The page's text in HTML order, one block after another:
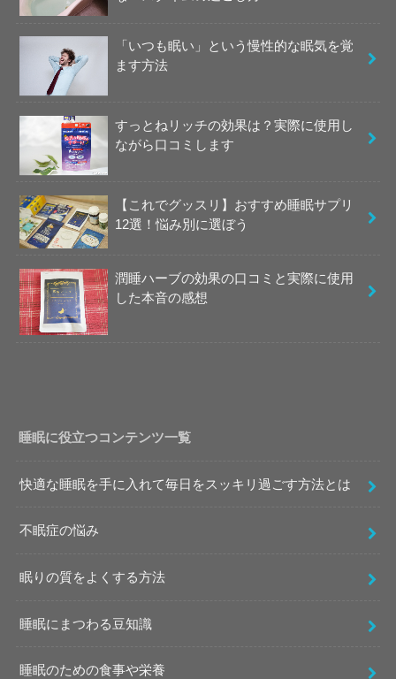
「いつも眠い」という慢性的な眠気を覚
ます方法
すっとねリッチの効果は？実際に使用し
ながら口コミします
【これでグッスリ】おすすめ睡眠サプリ
12選！悩み別に選ぼう
潤睡ハーブの効果の口コミと実際に使用
した本音の感想
睡眠に役立つコンテンツ一覧
快適な睡眠を手に入れて毎日をスッキリ過ごす方法とは
不眠症の悩み
眠りの質をよくする方法
睡眠にまつわる豆知識
睡眠のための食事や栄養